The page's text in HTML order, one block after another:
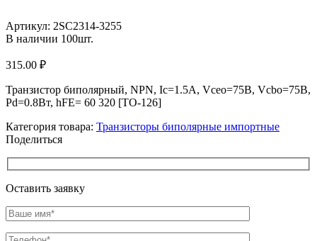
Артикул: 2SC2314-3255
В наличии 100шт.
315.00 ₽
Транзистор биполярный, NPN, Ic=1.5А, Vceo=75В, Vcbo=75В,
Pd=0.8Вт, hFE= 60 320 [TO-126]
Категория товара: Транзисторы биполярные импортные
Поделиться
Оставить заявку